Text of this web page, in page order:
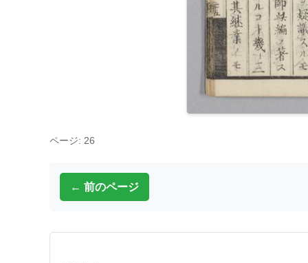
ページ: 26
← 前のページ